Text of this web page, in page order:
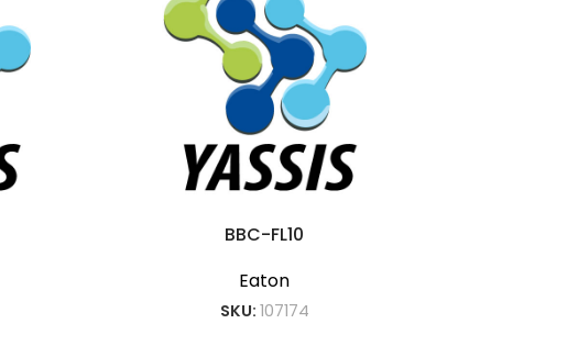
BBC-FL10
Eaton
SKU: 107174